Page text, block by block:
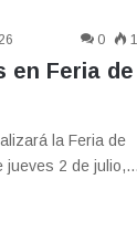
0
en Feria de
la Feria de
jueves 2 de julio,…